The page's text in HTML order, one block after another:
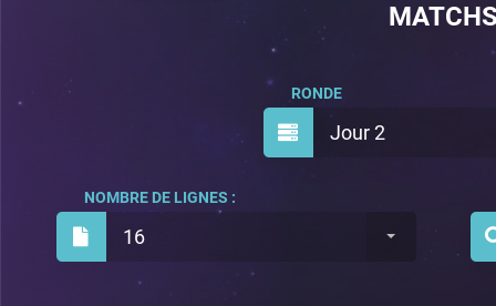
Jour 2
RONDE
16
NOMBRE DE LIGNES :